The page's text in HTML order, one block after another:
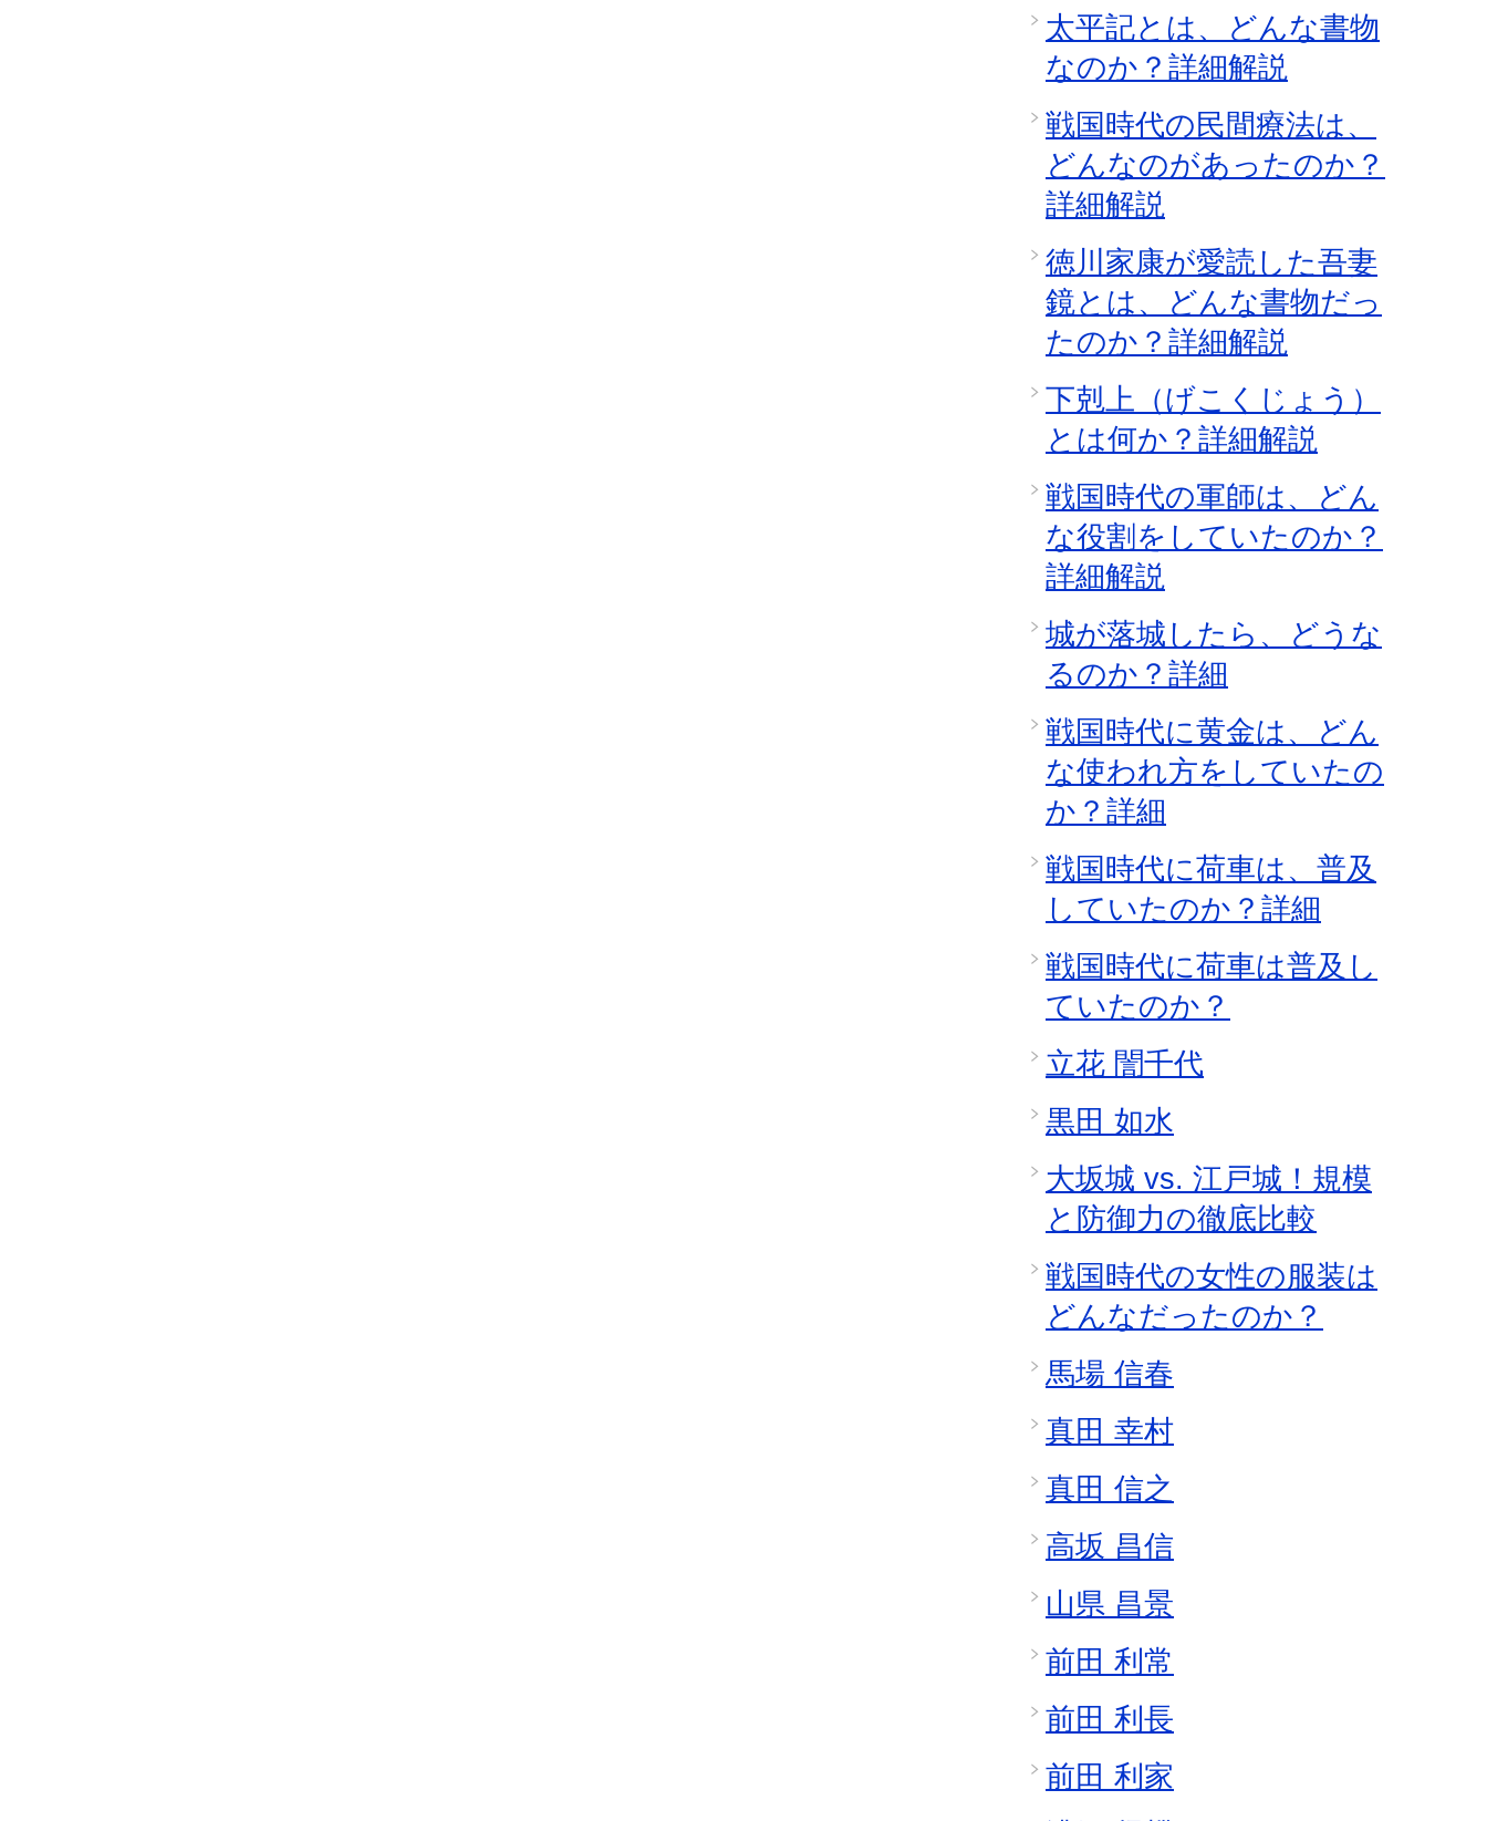
太平記とは、どんな書物
なのか？詳細解説
戦国時代の民間療法は、
どんなのがあったのか？
詳細解説
徳川家康が愛読した吾妻
鏡とは、どんな書物だっ
たのか？詳細解説
下剋上（げこくじょう）
とは何か？詳細解説
戦国時代の軍師は、どん
な役割をしていたのか？
詳細解説
城が落城したら、どうな
るのか？詳細
戦国時代に黄金は、どん
な使われ方をしていたの
か？詳細
戦国時代に荷車は、普及
していたのか？詳細
戦国時代に荷車は普及し
ていたのか？
立花 誾千代
黒田 如水
大坂城 vs. 江戸城！規模
と防御力の徹底比較
戦国時代の女性の服装は
どんなだったのか？
馬場 信春
真田 幸村
真田 信之
高坂 昌信
山県 昌景
前田 利常
前田 利長
前田 利家